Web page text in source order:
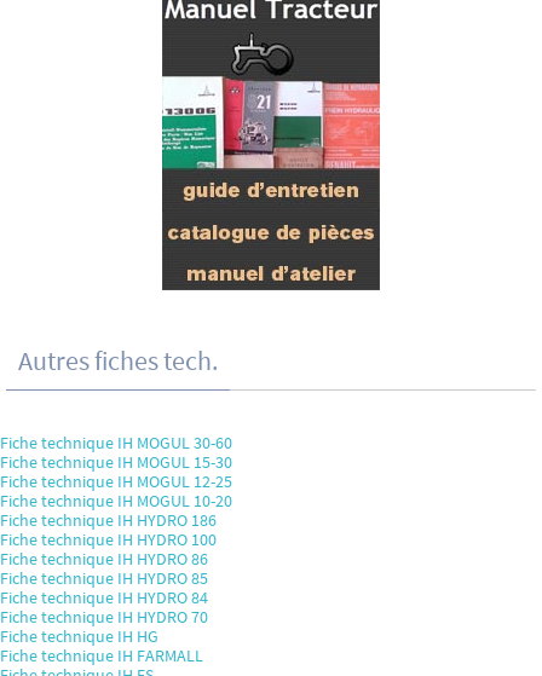
Autres fiches tech.
Fiche technique IH MOGUL 30-60
Fiche technique IH MOGUL 15-30
Fiche technique IH MOGUL 12-25
Fiche technique IH MOGUL 10-20
Fiche technique IH HYDRO 186
Fiche technique IH HYDRO 100
Fiche technique IH HYDRO 86
Fiche technique IH HYDRO 85
Fiche technique IH HYDRO 84
Fiche technique IH HYDRO 70
Fiche technique IH HG
Fiche technique IH FARMALL